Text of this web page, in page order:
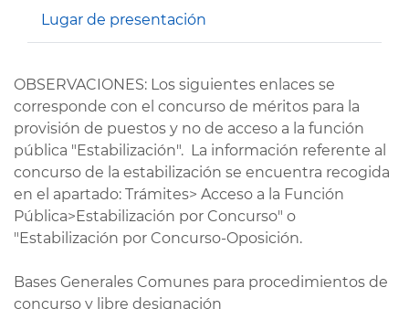
Lugar de presentación
OBSERVACIONES: Los siguientes enlaces se
corresponde con el concurso de méritos para la
provisión de puestos y no de acceso a la función
pública "Estabilización". La información referente al
concurso de la estabilización se encuentra recogida
en el apartado: Trámites> Acceso a la Función
Pública>Estabilización por Concurso" o
"Estabilización por Concurso-Oposición.
Bases Generales Comunes para procedimientos de
concurso y libre designación